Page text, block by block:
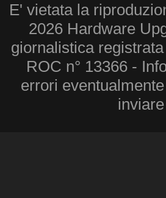
E' vietata la
2026 Hardware
giornalistica
ROC n° 13366 -
errori